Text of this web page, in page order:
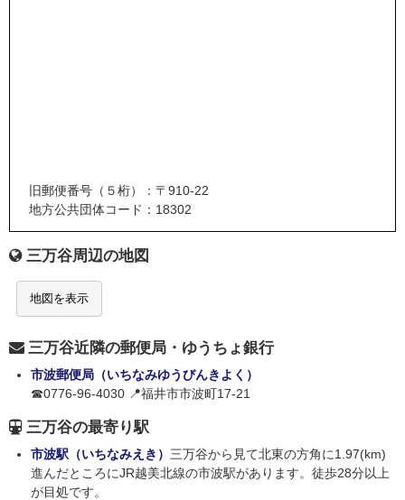
旧郵便番号（５桁）：〒910-22
地方公共団体コード：18302
三万谷周辺の地図
地図を表示
三万谷近隣の郵便局・ゆうちょ銀行
市波郵便局（いちなみゆうびんきよく）
☎0776-96-4030 📍福井市市波町17-21
三万谷の最寄り駅
市波駅（いちなみえき） 三万谷から見て北東の方角に1.97(km)
進んだところにJR越美北線の市波駅があります。徒歩28分以上
が目処です。